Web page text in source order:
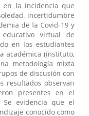
en la incidencia que
incertidumbre
de la Covid-19 y
virtual de
en los estudiantes
académica (instituto,
metodología mixta
de discusión con
resultados observan
presentes en el
Se evidencia que el
conocido como